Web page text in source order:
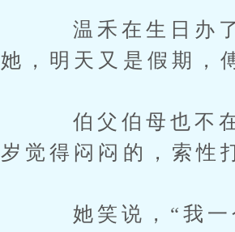
温禾在生日办了一
她，明天又是假期，
伯父伯母也不在，
岁觉得闷闷的，索性
她笑说，“我一个